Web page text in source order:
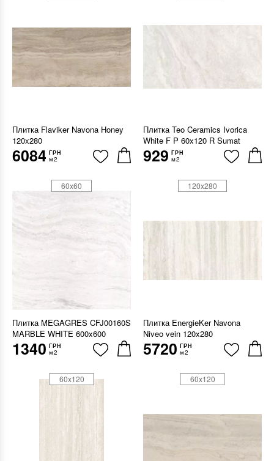
Плитка Flaviker Navona Honey
120x280
6084 ГРН
м2
Плитка Teo Ceramics Ivorica
White F P 60x120 R Sumat
929 ГРН
м2
Плитка MEGAGRES CFJ00160S
MARBLE WHITE 600x600
1340 ГРН
м2
60x60
Плитка EnergieKer Navona
Niveo vein 120x280
5720 ГРН
м2
120x280
60x120 60x120